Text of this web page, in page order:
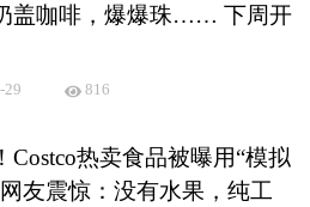
盖咖啡，爆爆珠…… 下周开
29 816
Costco热卖食品被曝用“模拟
友震惊：没有水果，纯工